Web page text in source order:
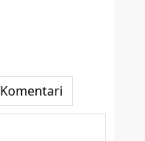
Komentari